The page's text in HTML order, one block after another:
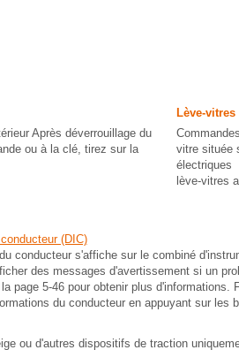
Après déverrouillage du
ou à la clé, tirez sur la
Lève-vitres
vitre située
électriques
lève-vitres
(DIC)
conducteur s'affiche sur le combiné
des messages d'avertissement si un
page 5‑46 pour obtenir plus
du conducteur en appuyant sur les
ou d'autres dispositifs de traction